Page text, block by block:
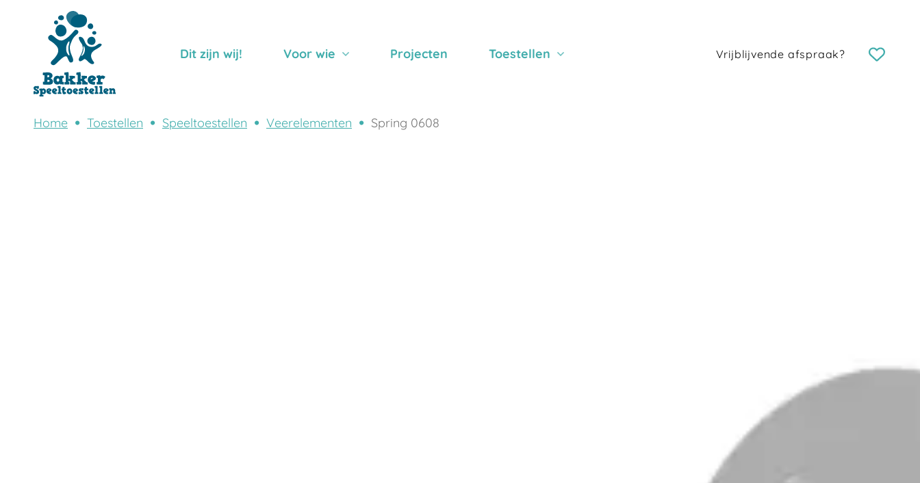
Dit zijn wij! Voor wie Projecten Toestellen Vrijblijvende afspraak?
Home Toestellen Speeltoestellen Veerelementen Spring 0608